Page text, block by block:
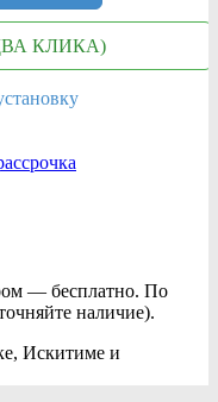
КЛИКА)
— бесплатно. По
наличие).
Искитиме и